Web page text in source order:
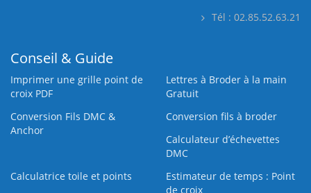
Tél : 02.85.52.63.21
Conseil & Guide
Imprimer une grille point de
croix PDF
Lettres à Broder à la main
Gratuit
Conversion Fils DMC &
Anchor
Conversion fils à broder
Calculateur d’échevettes
DMC
Calculatrice toile et points
Estimateur de temps : Point
de croix